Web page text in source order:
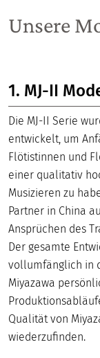
Unsere
1. MJ-II
Die MJ-II Serie
entwickelt, um
Flötistinnen und
einer qualitativ
Musizieren zu
Partner in China
Ansprüchen des
Der gesamte
vollumfänglich in
Miyazawa
Qualität von
wiederzufinden.